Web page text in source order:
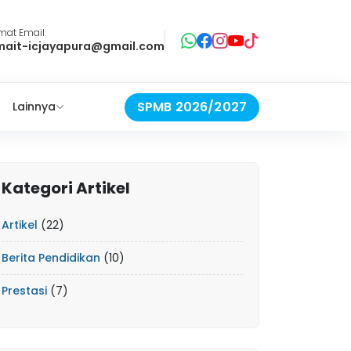
Email
icjayapura@gmail.com
Lainnya SPMB 2026/2027
Kategori Artikel
Artikel (22)
Berita Pendidikan (10)
Prestasi (7)